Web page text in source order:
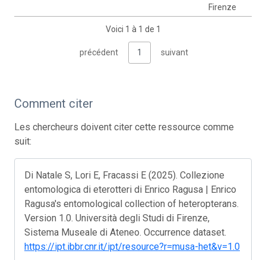
Firenze
Voici 1 à 1 de 1
précédent 1 suivant
Comment citer
Les chercheurs doivent citer cette ressource comme
suit:
Di Natale S, Lori E, Fracassi E (2025). Collezione
entomologica di eterotteri di Enrico Ragusa | Enrico
Ragusa's entomological collection of heteropterans.
Version 1.0. Università degli Studi di Firenze,
Sistema Museale di Ateneo. Occurrence dataset.
https://ipt.ibbr.cnr.it/ipt/resource?r=musa-het&v=1.0